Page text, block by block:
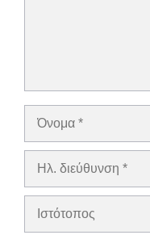
Όνομα
Ηλ.
Ιστότοπος